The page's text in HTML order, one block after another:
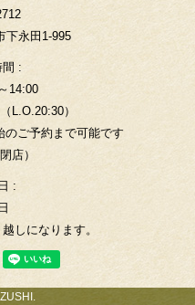
下永田1-995
間 :
14:00
L.O.20:30）
ご予約まで可能です
店）
:
しになります。